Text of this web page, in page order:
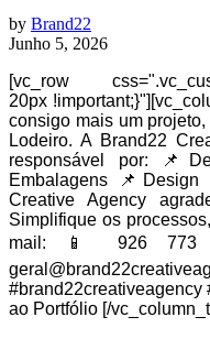
by Brand22
Junho 5, 2026
[vc_row
20px
consigo mais um
Lodeiro. A Brand22
responsável por:
Embalagens
Creative Agency
Simplifique os
mail: 📱 926
ao Portfólio [/